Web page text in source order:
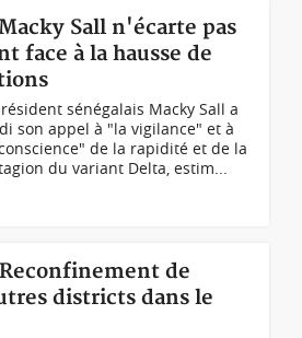
Sall n'écarte pas
face à la hausse de
sénégalais Macky Sall a
son appel à "la vigilance" et à
de la rapidité et de la
du variant Delta, estim...
de
districts dans le